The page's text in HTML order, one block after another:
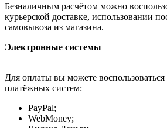
Безналичным расчётом можно
курьерской доставке, использовании
самовывоза из магазина.
Электронные системы
Для оплаты вы можете
платёжных систем:
PayPal;
WebMoney;